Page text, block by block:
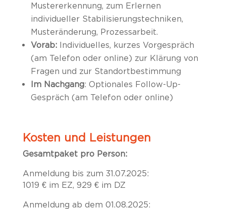
Mustererkennung, zum Erlernen
individueller Stabilisierungstechniken,
Musteränderung, Prozessarbeit.
Vorab: Individuelles, kurzes Vorgespräch
(am Telefon oder online) zur Klärung von
Fragen und zur Standortbestimmung
Im Nachgang: Optionales Follow-Up-
Gespräch (am Telefon oder online)
Kosten und Leistungen
Gesamtpaket pro Person:
Anmeldung bis zum 31.07.2025:
1019 € im EZ, 929 € im DZ
Anmeldung ab dem 01.08.2025: